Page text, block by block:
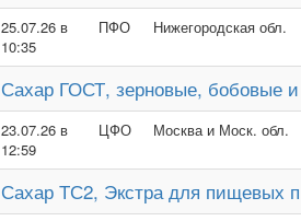
25.07.26 в
10:35
ПФО Нижегородская обл.
Сахар ГОСТ, зерновые, бобовые
23.07.26 в
12:59
ЦФО Москва и Моск. обл.
Сахар ТС2, Экстра для пищевых